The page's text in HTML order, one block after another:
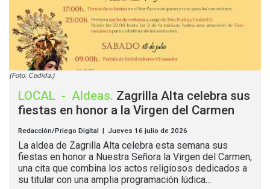
(Foto: Cedida.)
LOCAL - Aldeas. Zagrilla Alta celebra sus
fiestas en honor a la Virgen del Carmen
Redacción/Priego Digital | Jueves 16 julio de 2026
La aldea de Zagrilla Alta celebra esta semana sus
fiestas en honor a Nuestra Señora la Virgen del Carmen,
una cita que combina los actos religiosos dedicados a
su titular con una amplia programación lúdica...